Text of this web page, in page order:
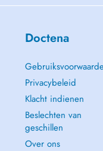
Doctena
Privacybeleid
Klacht indienen
Beslechten van
geschillen
Over ons